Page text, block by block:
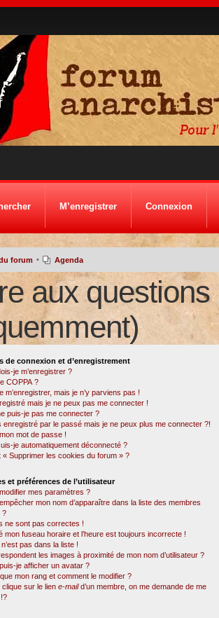
M’enregistrer Connexion
forum • Agenda
aux
de connexion et d’enregistrement
je m’enregistrer ?
COPPA ?
m’enregistrer, mais je n’y parviens pas !
mais je ne peux pas me connecter !
puis-je pas me connecter ?
enregistré par le passé mais je ne peux plus me connecter ?!
mot de passe !
je automatiquement déconnecté ?
« Supprimer les cookies du forum » ?
et préférences de l’utilisateur
mes paramètres ?
mon nom d’apparaître dans la liste des membres
?
ne sont pas correctes !
mon fuseau horaire et l’heure est toujours incorrecte !
pas dans la liste !
les images à proximité de mon nom d’utilisateur ?
je afficher un avatar ?
mon rang et comment le modifier ?
clique sur le lien e-maild’un membre, on me demande de me